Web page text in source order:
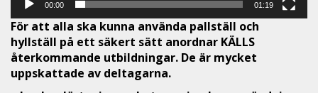
00:00 01:19
För att alla ska kunna använda pallställ och
hyllställ på ett säkert sätt anordnar KÄLLS
återkommande utbildningar. De är mycket
uppskattade av deltagarna.